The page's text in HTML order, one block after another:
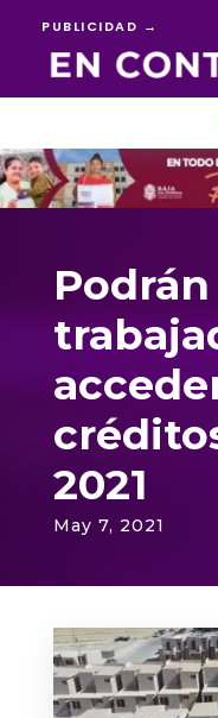
PUBLICIDAD →
Reproductor
de
vídeo
Podrán
2021
May 7, 2021